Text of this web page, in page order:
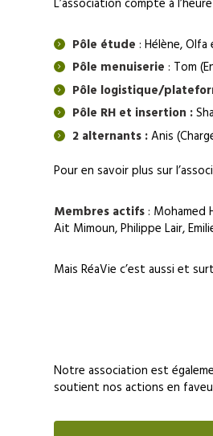
L’association compte à
Pôle étude : Hélène, Olfa
Pôle menuiserie : Tom
Pôle logistique/
Pôle RH et insertion :
2 alternants :Anis
Pour en savoir plus sur
Membres actifs: Mohamed
Ait Mimoun, Philippe Lair,
Mais RéaVie c’est aussi et
Notre association est
soutient nos actions en